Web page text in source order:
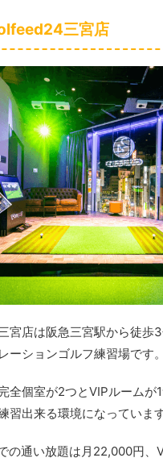
三宮店
宮店は阪急三宮駅から徒歩
ーションゴルフ練習場です。
全個室が2つとVIPルームが
習出来る環境になっています
の通い放題は月22,000円、